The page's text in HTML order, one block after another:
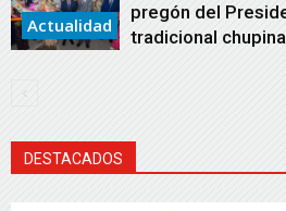
Actualidad
pregón del
tradicional
DESTACADOS